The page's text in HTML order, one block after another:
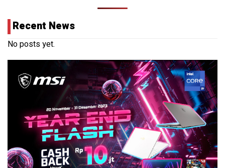
Recent News
No posts yet.